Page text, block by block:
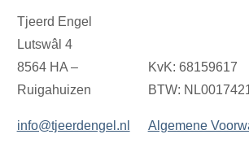
Tjeerd Engel
Lutswâl 4
8564 HA –
Ruigahuizen
KvK: 68159617
BTW:
info@tjeerdengel.nl Algemene